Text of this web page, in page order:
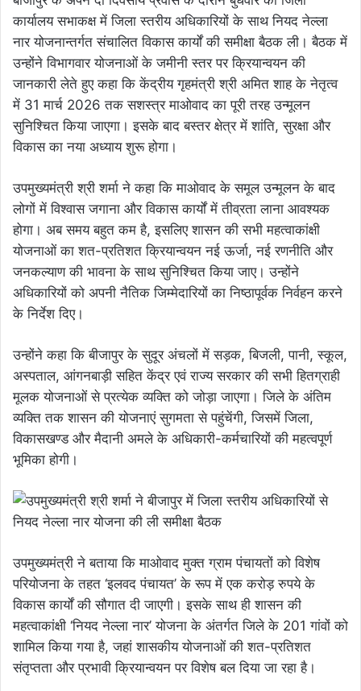
कार्यालय सभाकक्ष में जिला स्तरीय अधिकारियों के साथ नियद नेल्ला
नार योजनान्तर्गत संचालित विकास कार्यों की समीक्षा बैठक ली। बैठक में
उन्होंने विभागवार योजनाओं के जमीनी स्तर पर क्रियान्वयन की
जानकारी लेते हुए कहा कि केंद्रीय गृहमंत्री श्री अमित शाह के नेतृत्व
में 31 मार्च 2026 तक सशस्त्र माओवाद का पूरी तरह उन्मूलन
सुनिश्चित किया जाएगा। इसके बाद बस्तर क्षेत्र में शांति, सुरक्षा और
विकास का नया अध्याय शुरू होगा।
उपमुख्यमंत्री श्री शर्मा ने कहा कि माओवाद के समूल उन्मूलन के बाद
लोगों में विश्वास जगाना और विकास कार्यों में तीव्रता लाना आवश्यक
होगा। अब समय बहुत कम है, इसलिए शासन की सभी महत्वाकांक्षी
योजनाओं का शत-प्रतिशत क्रियान्वयन नई ऊर्जा, नई रणनीति और
जनकल्याण की भावना के साथ सुनिश्चित किया जाए। उन्होंने
अधिकारियों को अपनी नैतिक जिम्मेदारियों का निष्ठापूर्वक निर्वहन करने
के निर्देश दिए।
उन्होंने कहा कि बीजापुर के सुदूर अंचलों में सड़क, बिजली, पानी, स्कूल,
अस्पताल, आंगनबाड़ी सहित केंद्र एवं राज्य सरकार की सभी हितग्राही
मूलक योजनाओं से प्रत्येक व्यक्ति को जोड़ा जाएगा। जिले के अंतिम
व्यक्ति तक शासन की योजनाएं सुगमता से पहुंचेंगी, जिसमें जिला,
विकासखण्ड और मैदानी अमले के अधिकारी-कर्मचारियों की महत्वपूर्ण
भूमिका होगी।
उपमुख्यमंत्री ने बताया कि माओवाद मुक्त ग्राम पंचायतों को विशेष
परियोजना के तहत ‘इलवद पंचायत’ के रूप में एक करोड़ रुपये के
विकास कार्यों की सौगात दी जाएगी। इसके साथ ही शासन की
महत्वाकांक्षी ‘नियद नेल्ला नार’ योजना के अंतर्गत जिले के 201 गांवों को
शामिल किया गया है, जहां शासकीय योजनाओं की शत-प्रतिशत
संतृप्तता और प्रभावी क्रियान्वयन पर विशेष बल दिया जा रहा है।